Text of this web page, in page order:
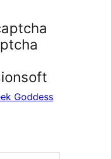
Goddess